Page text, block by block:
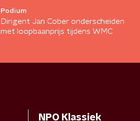
Podium
Dirigent Jan Cober onderscheiden
met loopbaanprijs tijdens WMC
NPO Klassiek